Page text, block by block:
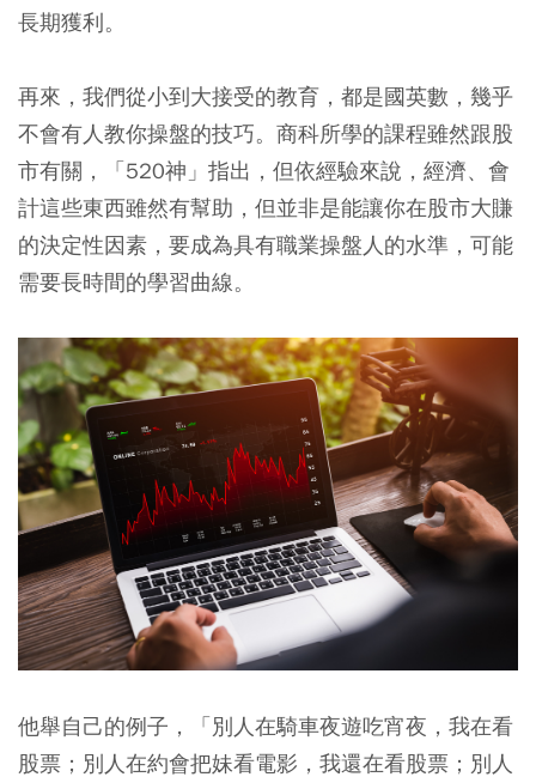
長期獲利。
再來，我們從小到大接受的教育，都是國英數，幾乎
不會有人教你操盤的技巧。商科所學的課程雖然跟股
市有關，「520神」指出，但依經驗來說，經濟、會
計這些東西雖然有幫助，但並非是能讓你在股市大賺
的決定性因素，要成為具有職業操盤人的水準，可能
需要長時間的學習曲線。
他舉自己的例子，「別人在騎車夜遊吃宵夜，我在看
股票；別人在約會把妹看電影，我還在看股票；別人